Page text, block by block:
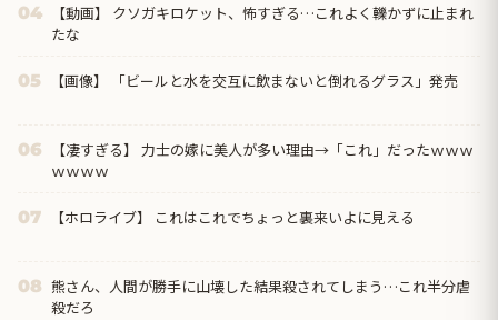
04
【動画】 クソガキロケット、怖すぎる…これよく轢かずに止まれ
たな
05 【画像】 「ビールと水を交互に飲まないと倒れるグラス」発売
06
【凄すぎる】 力士の嫁に美人が多い理由→「これ」だったｗｗｗ
ｗｗｗｗ
07 【ホロライブ】 これはこれでちょっと裏来いよに見える
08 熊さん、人間が勝手に山壊した結果殺されてしまう…これ半分虐
殺だろ